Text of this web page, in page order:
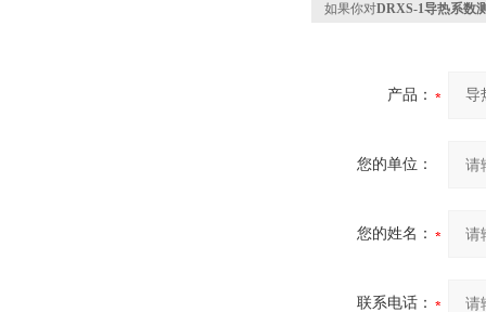
如果你对DRXS-1导热系数
产品：
您的单位：
您的姓名：
联系电话：